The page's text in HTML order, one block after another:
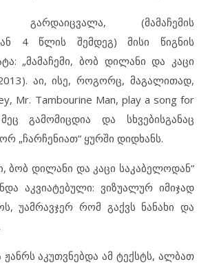
(მამაჩემის
4 წლის შემდეგ) მისი წიგნის
„მამაჩემი, ბობ დილანი და კაცი
აი, ისე, როგორც, მაგალითად,
Mr. Tambourine Man, play a song for
გამომიცდია და სხვებისგანაც
„ჩარჩენიათ“ ყურში დიდხანს.
ბობ დილანი და კაცი საკაბელოდან“
აკვიატებული: ვიზუალურ იმიჯად
უამრავჯერ რომ გაქვს ნანახი და
აკუთვნებდა ამ ტექსტს, ალბათ